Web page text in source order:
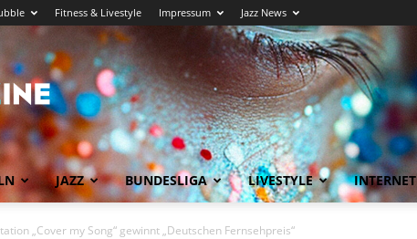
Fitness & Livestyle Impressum Jazz News
JAZZ BUNDESLIGA LIVESTYLE INTERNET
„Cover my Song“ gewinnt „Deutschen Fernsehpreis“